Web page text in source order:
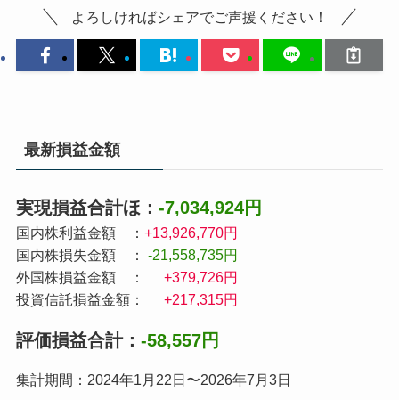
よろしければシェアでご声援ください！
最新損益金額
実現損益合計ほ： -7,034,924円
国内株利益金額 ： +13,926,770円
国内株損失金額 ：
-21,558,735円
外国株損益金額 ：
+379,726円
投資信託損益金額：
+217,315円
評価損益合計： -58,557円
集計期間：2024年1月22日〜2026年7月3日